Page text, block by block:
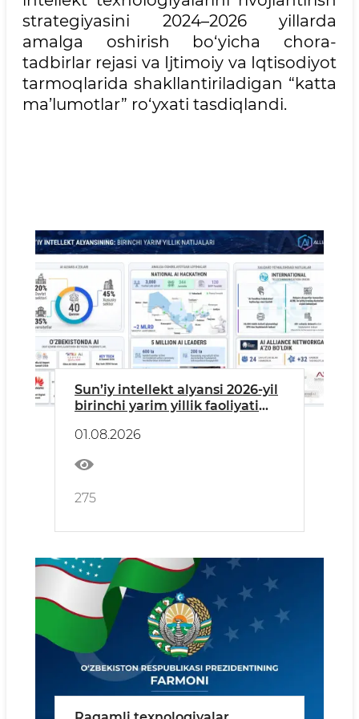
strategiyasini 2024–2026 yillarda
amalga oshirish bo‘yicha chora-
tadbirlar rejasi va Ijtimoiy va Iqtisodiyot
tarmoqlarida shakllantiriladigan “katta
ma’lumotlar” ro‘yxati tasdiqlandi.
Sun’iy intellekt alyansi 2026-yil
birinchi yarim yillik faoliyati
01.08.2026
275